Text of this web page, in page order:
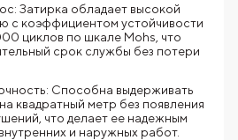
Затирка обладает высокой
с коэффициентом устойчивости
циклов по шкале Mohs, что
срок службы без потери
Способна выдерживать
квадратный метр без появления
что делает ее надежным
и наружных работ.